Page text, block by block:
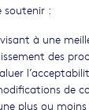
soutenir :
à une
des
de
plus ou